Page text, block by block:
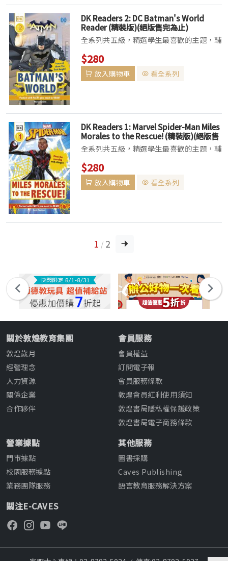
DK Readers 2: DC Batman's World
Reader (精裝版)(絕版售完為止)
全系列共五級，精選學生最喜歡的主題，輔
以真實的照片、生動的插畫，適齡的故事內
容更能激發學生閱讀興趣。 Pre-Level
1：標記常見單字及跨頁的Picture Word
$280
放入購物車 看全系列
DK Readers 1: Marvel Spider-Man Miles
Morales to the Rescue! (精裝版)(絕版售
完為止)
全系列共五級，精選學生最喜歡的主題，輔
以真實的照片、生動的插畫，適齡的故事內
容更能激發學生閱讀興趣。 Pre-Level
1：標記常見單字及跨頁的Picture Word
$280
放入購物車 看全系列
1 / 2
關於敦煌教育集團
敦煌歲月
經營理念
人力資源
關係企業
合作夥伴
會員服務
會員權益
訂閱電子報
會員服務條款
敦煌會員紅利使用須知
敦煌書局隱私權保護政策
敦煌書局電子商務條款
營業據點
門市據點
校園服務據點
業務團隊服務
其他服務
圖書採購
Caves Publishing
語言教育服務解決方案
關注E-CAVES